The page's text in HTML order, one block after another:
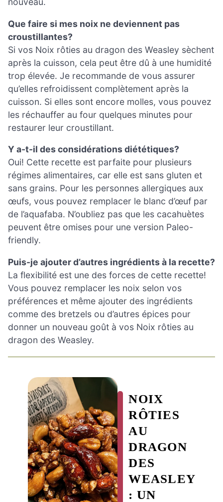
Que faire si mes noix ne deviennent pas
croustillantes?
Si vos Noix rôties au dragon des Weasley sèchent
après la cuisson, cela peut être dû à une humidité
trop élevée. Je recommande de vous assurer
qu’elles refroidissent complètement après la
cuisson. Si elles sont encore molles, vous pouvez
les réchauffer au four quelques minutes pour
restaurer leur croustillant.
Y a-t-il des considérations diététiques?
Oui! Cette recette est parfaite pour plusieurs
régimes alimentaires, car elle est sans gluten et
sans grains. Pour les personnes allergiques aux
œufs, vous pouvez remplacer le blanc d’œuf par
de l’aquafaba. N’oubliez pas que les cacahuètes
peuvent être omises pour une version Paleo-
friendly.
Puis-je ajouter d’autres ingrédients à la recette?
La flexibilité est une des forces de cette recette!
Vous pouvez remplacer les noix selon vos
préférences et même ajouter des ingrédients
comme des bretzels ou d’autres épices pour
donner un nouveau goût à vos Noix rôties au
dragon des Weasley.
NOIX
RÔTIES
AU
DRAGON
DES
WEASLEY
: UN